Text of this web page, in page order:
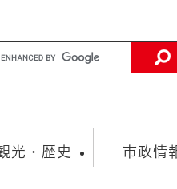
光・歴史 市政情